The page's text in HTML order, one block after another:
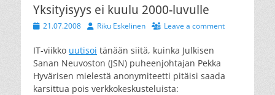
Yksityisyys ei kuulu 2000-luvulle
Posted
21.07.2008 AuthorRiku Eskelinen Leave a comment
IT-viikko uutisoi tänään siitä, kuinka Julkisen
Sanan Neuvoston (JSN) puheenjohtajan Pekka
Hyvärisen mielestä anonymiteetti pitäisi saada
karsittua pois verkkokeskusteluista: